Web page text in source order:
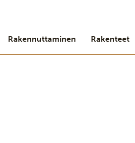
Rakennuttaminen Rakenteet